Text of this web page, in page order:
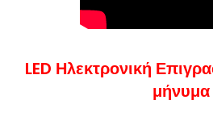
LED Ηλεκτρονική
μήνυμα